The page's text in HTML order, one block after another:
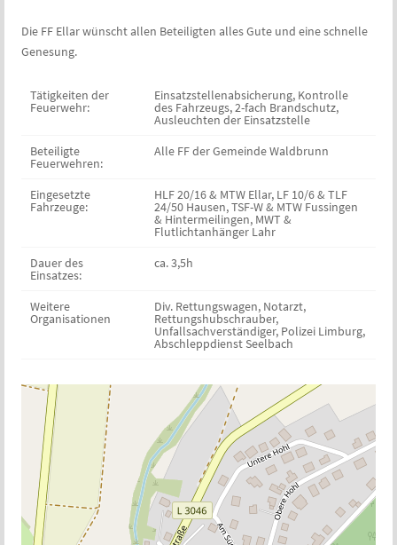
Die FF Ellar wünscht allen Beteiligten alles Gute und eine schnelle
Genesung.
Tätigkeiten der
Feuerwehr:
Einsatzstellenabsicherung, Kontrolle
des Fahrzeugs, 2-fach Brandschutz,
Ausleuchten der Einsatzstelle
Beteiligte
Feuerwehren:
Alle FF der Gemeinde Waldbrunn
Eingesetzte
Fahrzeuge:
HLF 20/16 & MTW Ellar, LF 10/6 & TLF
24/50 Hausen, TSF-W & MTW Fussingen
& Hintermeilingen, MWT &
Flutlichtanhänger Lahr
Dauer des
Einsatzes:
ca. 3,5h
Weitere
Organisationen
Div. Rettungswagen, Notarzt,
Rettungshubschrauber,
Unfallsachverständiger, Polizei Limburg,
Abschleppdienst Seelbach